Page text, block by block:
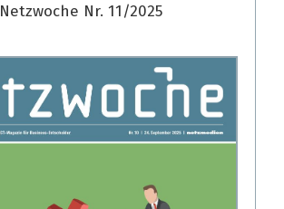
Netzwoche Nr. 11/2025